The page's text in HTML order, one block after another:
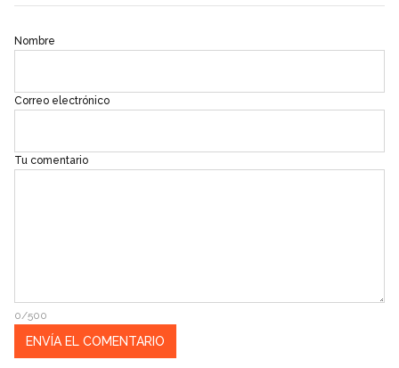
Nombre
Correo electrónico
Tu comentario
0/500